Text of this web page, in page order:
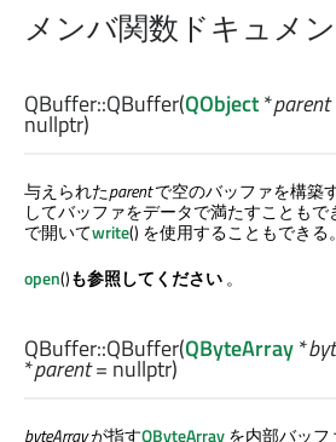
メンバ関数ドキュメ
QBuffer::QBuffer(QObject*parent
nullptr)
与えられたparentで空のバッファを構築す
してバッファをデータで満たすことも
で開いてwrite() を使用することもできる。
open()も参照してください。
QBuffer::QBuffer(QByteArray*
*parent= nullptr)
byteArrayが指すQByteArrayを内部バッフ